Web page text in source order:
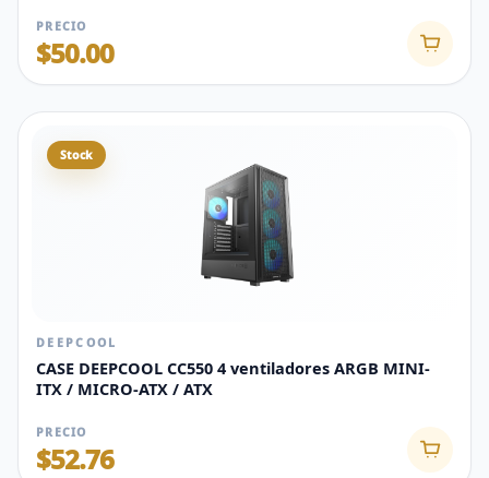
PRECIO
$50.00
Stock
DEEPCOOL
CASE DEEPCOOL CC550 4 ventiladores ARGB MINI-
ITX / MICRO-ATX / ATX
PRECIO
$52.76